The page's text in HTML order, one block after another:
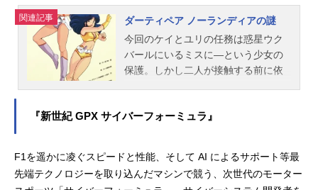
スのプロモーションが含まれていま
す。※詳細や最新の配信情報は配信
サービス公式サイトをご確認くださ
い。DMM...
戦いを強いられている。そんな中、
ＷｉｔｃｈＨｕｎｔｅｒのひとりが
謎の死を遂げる。主力であった彼女
の死はＳＴＮ－ＪＡＰＡＮの戦力を
減退させ、任務の遂行に支障をきた
モンから東京に送り込まれたＷｉｔ
ン放送形態TVアニメスケジュール20
02年7月2日（火）～2002年12月24
関連記事
ダーティペア ノーランディアの謎
今回のケイとユリの任務は惑星ウク
バールにいるミスに―という少女の
保護。しかし二人が接触する前に依
て南半球のノーランディアの森へ向
名ダーティペアノーランディアの謎
放送形態OVAシリーズダーティペア
『新世紀 GPX サイバーフォーミュラ』
F1を遥かに凌ぐスピードと性能、そして AI によるサポート等最
先端テクノロジーを取り込んだマシンで競う、次世代のモーター